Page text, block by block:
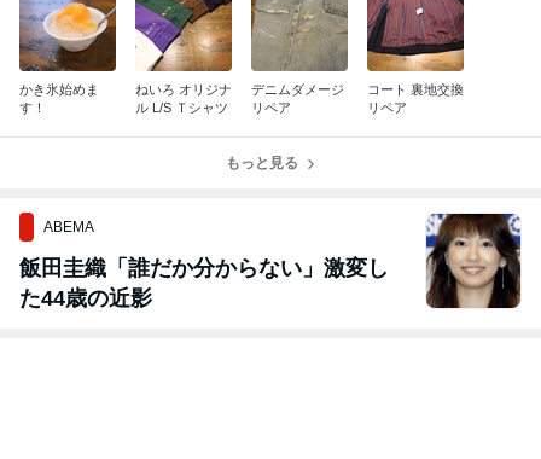
かき氷始めま
す！
ねいろ オリジナ
ル L/S Ｔシャツ
デニムダメージ
リペア
コート 裏地交換
リペア
もっと見る
ABEMA
飯田圭織「誰だか分からない」激変し
た44歳の近影